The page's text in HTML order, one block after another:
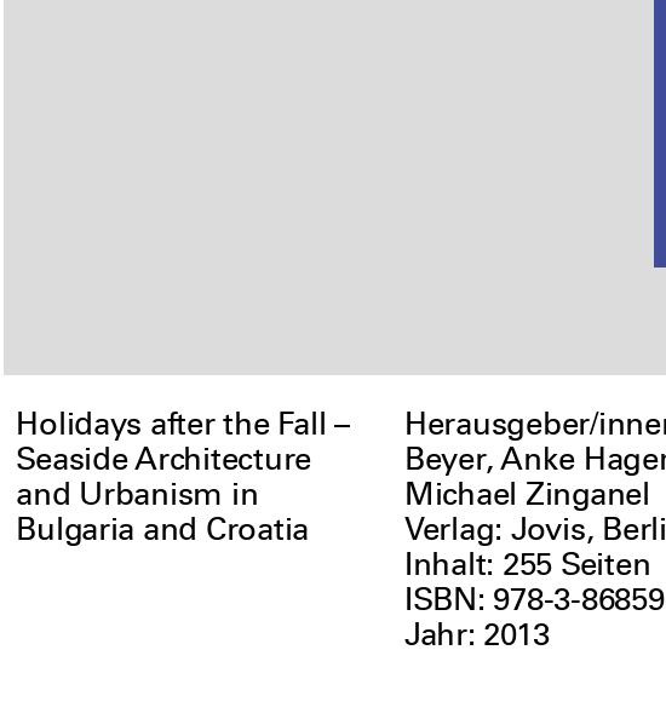
Holidays after the Fall –
Seaside Architecture
and Urbanism in
Bulgaria and Croatia
Herausgeber/
Beyer, Anke
Michael Zinganel
Verlag: Jovis,
Inhalt: 255 Seiten
ISBN: 978-3-
Jahr: 2013